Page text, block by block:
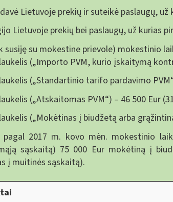
Lietuvoje prekių ir suteikė paslaugų,
Lietuvoje prekių bei paslaugų, už kurias
susiję su mokestine prievole) mokestinio
(„Importo PVM, kurio įskaitymą
(„Standartinio tarifo pardavimo
(„Atskaitomas PVM“) – 46 500 Eur
(„Mokėtinas į biudžetą arba
pagal 2017 m. kovo mėn. mokestinio
sąskaitą) 75 000 Eur mokėtiną į
į muitinės sąskaitą).